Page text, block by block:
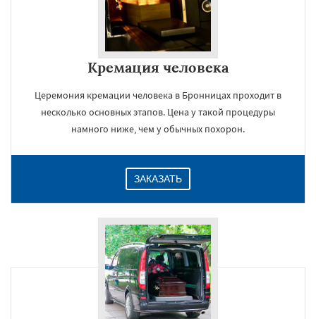
Кремация человека
Церемония кремации человека в Бронницах проходит в
несколько основных этапов. Цена у такой процедуры
намного ниже, чем у обычных похорон.
ЗАКАЗАТЬ